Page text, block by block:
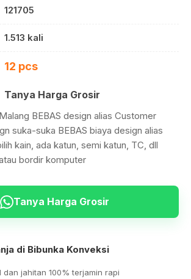
121705
1.513 kali
12 pcs
Tanya Harga Grosir
BEBAS design alias Customer
suka-suka BEBAS biaya design alias
kain, ada katun, semi katun, TC, dll
bordir komputer
Tanya Harga Grosir
di Bibunka Konveksi
dan jahitan 100% terjamin rapi